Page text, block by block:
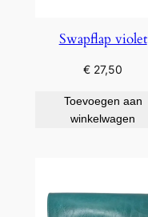
Swapflap violet
€ 27,50
Toevoegen aan
winkelwagen